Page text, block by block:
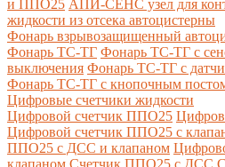
и ППО25 АПИ-СЕНС узел для
жидкости из отсека автоцистерны
Фонарь взрывозащищенный
Фонарь ТС-ТГ Фонарь ТС-ТГ с
выключения Фонарь ТС-ТГ с
Фонарь ТС-ТГ с кнопочным
Цифровые счетчики жидкости
Цифровой счетчик ППО25
Цифровой счетчик ППО25 с
ППО25 с ДСС и клапаном
клапаном Счетчик ППО25 с ДСС